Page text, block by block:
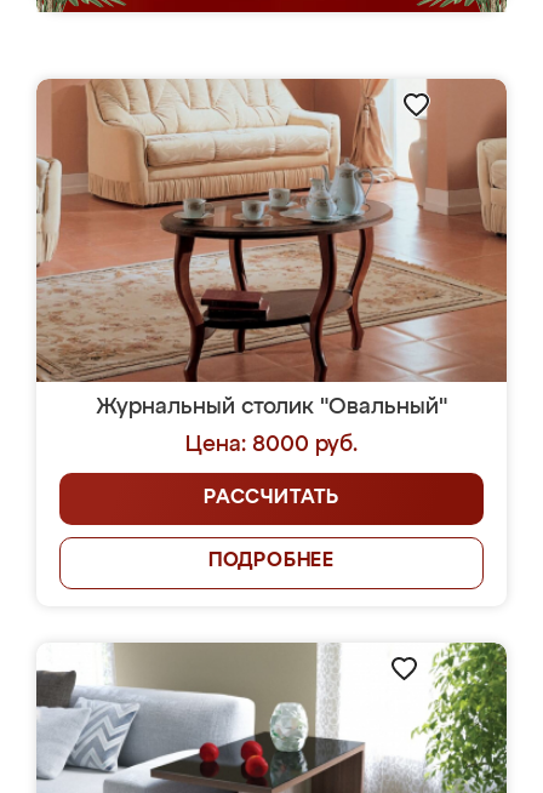
Журнальный столик "Овальный"
Цена: 8000 руб.
РАССЧИТАТЬ
ПОДРОБНЕЕ